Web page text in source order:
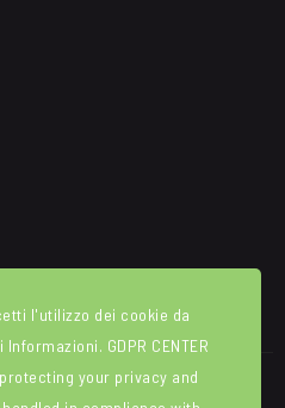
da WEBIRD. Manutenzione e
l'utilizzo dei cookie da
Informazioni. GDPR CENTER
your privacy and